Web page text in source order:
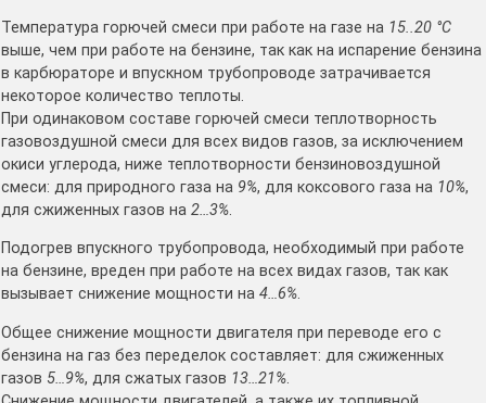
Температура горючей смеси при работе на газе на 15..20 °С
выше, чем при работе на бензине, так как на испарение бензина
в карбюраторе и впускном трубопроводе затрачивается
некоторое количество теплоты.
При одинаковом составе горючей смеси теплотворность
газовоздушной смеси для всех видов газов, за исключением
окиси углерода, ниже теплотворности бензиновоздушной
смеси: для природного газа на 9%, для коксового газа на 10%,
для сжиженных газов на 2…3%.
Подогрев впускного трубопровода, необходимый при работе
на бензине, вреден при работе на всех видах газов, так как
вызывает снижение мощности на 4…6%.
Общее снижение мощности двигателя при переводе его с
бензина на газ без переделок составляет: для сжиженных
газов 5…9%, для сжатых газов 13…21%.